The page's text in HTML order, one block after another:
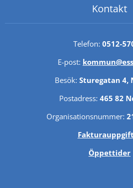
Kontakt
Telefon: 0512-
E-post:
Besök: Sturegatan 4,
Postadress: 465 82
Organisationsnummer:
Öppettider